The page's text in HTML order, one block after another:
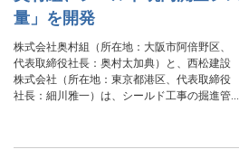
量」を開発
株式会社奥村組（所在地：大阪市阿倍野区、
代表取締役社長：奥村太加典）と、西松建設
株式会社（所在地：東京都港区、代表取締役
社長：細川雅一）は、シールド工事の掘進管...